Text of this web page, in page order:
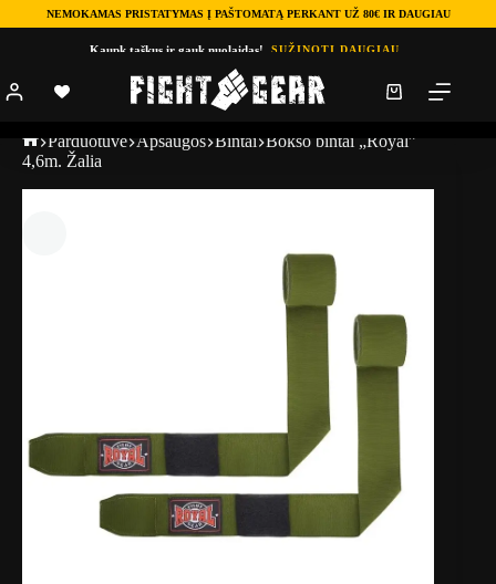
NEMOKAMAS PRISTATYMAS Į PAŠTOMATĄ PERKANT UŽ 80€ IR DAUGIAU
Kaupk taškus ir gauk nuolaidas! SUŽINOTI DAUGIAU
Parduotuve Apsaugos Bintai Bokso bintai „Royal”
4,6m. Žalia